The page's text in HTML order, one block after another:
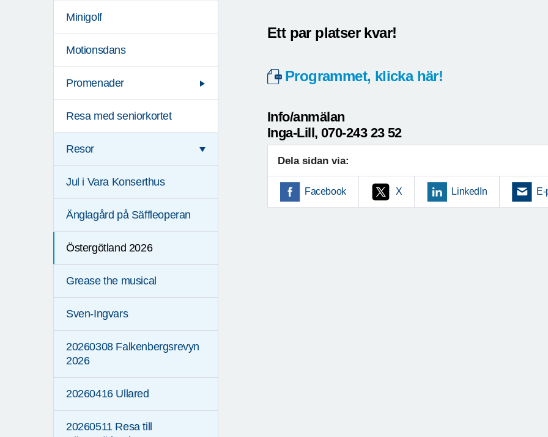
Minigolf
Motionsdans
Promenader
Resa med seniorkortet
Resor
Jul i Vara Konserthus
Änglagård på Säffleoperan
Östergötland 2026
Grease the musical
Sven-Ingvars
20260308 Falkenbergsrevyn
2026
20260416 Ullared
20260511 Resa till
Ett par platser kvar!
Programmet, klicka här!
Info/anmälan
Inga-Lill, 070-243 23 52
Dela sidan via:
Facebook X LinkedIn